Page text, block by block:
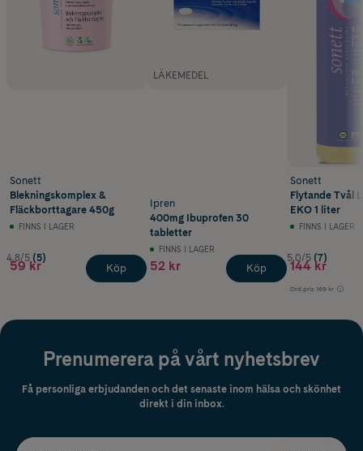
Sonett
Blekningskomplex &
Fläckborttagare 450g
FINNS I LAGER
4.8/5 (5)
59 kr Köp
LÄKEMEDEL
Ipren
400mg Ibuprofen 30
tabletter
FINNS I LAGER
52 kr Köp
Sonett
Flytande Tvål
EKO 1 liter
FINNS I LAGER
5.0/5 (7)
144 kr
Ord.pris 169 kr
Prenumerera på vårt nyhetsbrev
Få personliga erbjudanden och det senaste inom hälsa och skönhet
direkt i din inbox.